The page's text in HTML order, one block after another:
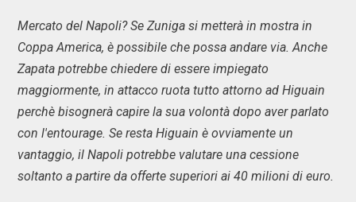
Mercato del Napoli? Se Zuniga si metterà in mostra in
Coppa America, è possibile che possa andare via. Anche
Zapata potrebbe chiedere di essere impiegato
maggiormente, in attacco ruota tutto attorno ad Higuain
perchè bisognerà capire la sua volontà dopo aver parlato
con l'entourage. Se resta Higuain è ovviamente un
vantaggio, il Napoli potrebbe valutare una cessione
soltanto a partire da offerte superiori ai 40 milioni di euro.